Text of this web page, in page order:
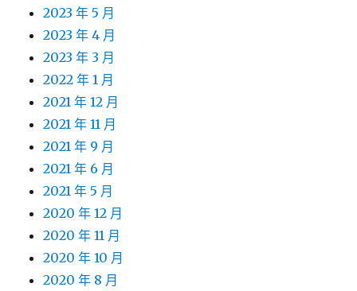
2023 年 5 月
2023 年 4 月
2023 年 3 月
2022 年 1 月
2021 年 12 月
2021 年 11 月
2021 年 9 月
2021 年 6 月
2021 年 5 月
2020 年 12 月
2020 年 11 月
2020 年 10 月
2020 年 8 月